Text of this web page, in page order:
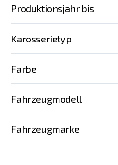
Produktionsjahr bis
Karosserietyp
Farbe
Fahrzeugmodell
Fahrzeugmarke